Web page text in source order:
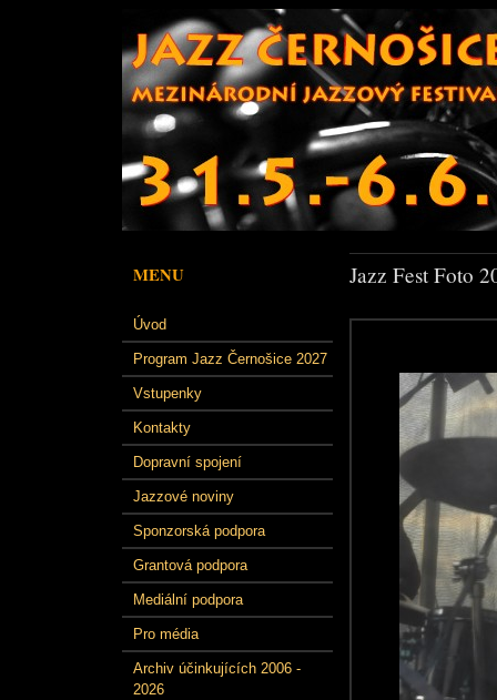
MENU
Úvod
Program Jazz Černošice 2027
Vstupenky
Kontakty
Dopravní spojení
Jazzové noviny
Sponzorská podpora
Grantová podpora
Mediální podpora
Pro média
Archiv účinkujících 2006 -
2026
Jazz Fest Foto